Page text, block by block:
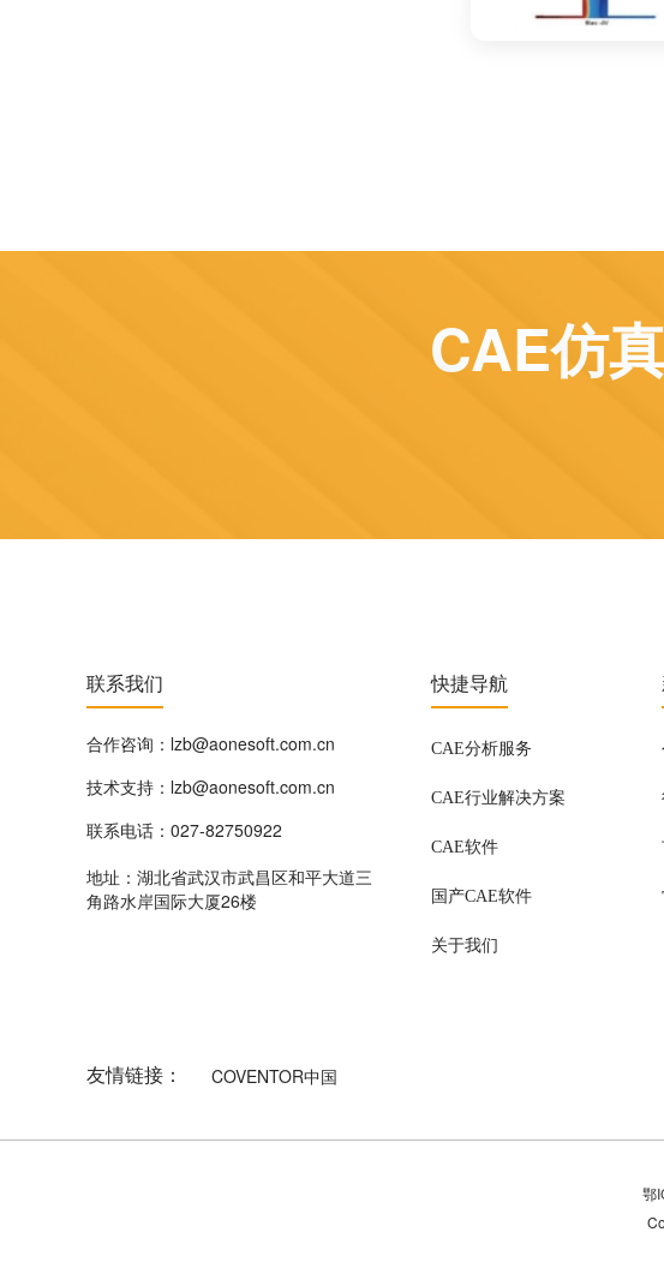
CAE仿
联系我们
合作咨询：lzb@aonesoft.com.cn
技术支持：lzb@aonesoft.com.cn
联系电话：027-82750922
地址：湖北省武汉市武昌区和平大道三
角路水岸国际大厦26楼
快捷导航
CAE分析服务
CAE行业解决方案
CAE软件
国产CAE软件
关于我们
友情链接： COVENTOR中国
鄂